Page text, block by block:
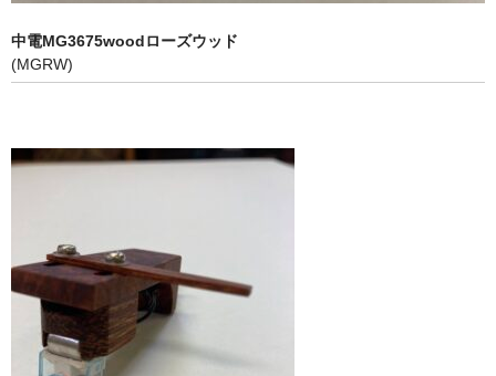
柿・黒柿垂撥
箭幹八幡宮の杉垂撥
壁掛け式ヘッドシェルスタンド
ハートイヤリング
カート
ブログ
中電MG3675woodローズウッド
(MGRW)